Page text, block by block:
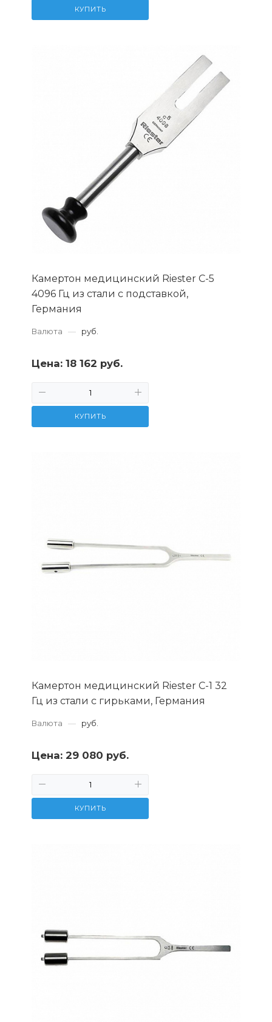
КУПИТЬ
Камертон медицинский Riester С-5
4096 Гц из стали с подставкой,
Германия
Валюта — руб.
Цена: 18 162 руб.
КУПИТЬ
Камертон медицинский Riester С-1 32
Гц из стали с гирьками, Германия
Валюта — руб.
Цена: 29 080 руб.
КУПИТЬ